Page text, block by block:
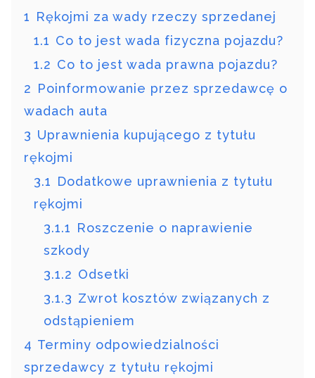
1 Rękojmi za wady rzeczy sprzedanej
1.1 Co to jest wada fizyczna pojazdu?
1.2 Co to jest wada prawna pojazdu?
2 Poinformowanie przez sprzedawcę o
wadach auta
3 Uprawnienia kupującego z tytułu
rękojmi
3.1 Dodatkowe uprawnienia z tytułu
rękojmi
3.1.1 Roszczenie o naprawienie
szkody
3.1.2 Odsetki
3.1.3 Zwrot kosztów związanych z
odstąpieniem
4 Terminy odpowiedzialności
sprzedawcy z tytułu rękojmi